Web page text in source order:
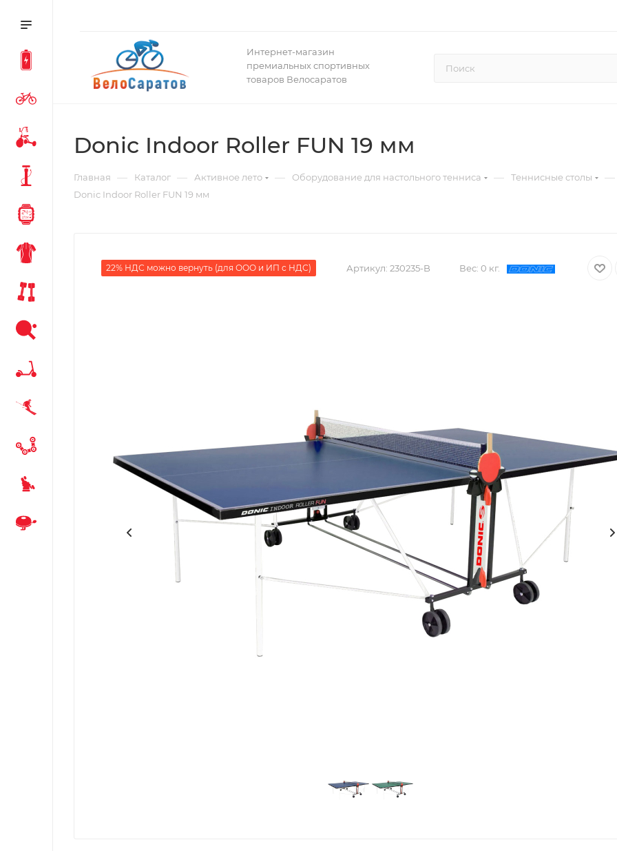
Интернет-магазин
премиальных спортивных
товаров Велосаратов
Donic Indoor Roller FUN 19 мм
Главная — Каталог — Активное лето — Оборудование для настольного тенниса — Теннисные столы —
Donic Indoor Roller FUN 19 мм
22% НДС можно вернуть (для ООО и ИП с НДС) Артикул: 230235-B Вес: 0 кг.